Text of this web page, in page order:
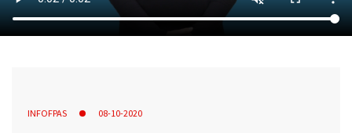
INFOFPAS 08-10-2020